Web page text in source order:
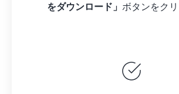
をダウンロード」 ボタンをクリ